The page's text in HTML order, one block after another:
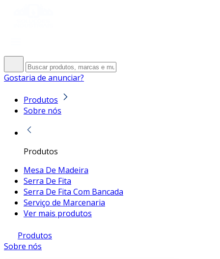
Gostaria de anunciar?
Produtos
Sobre nós
Produtos
Mesa De Madeira
Serra De Fita
Serra De Fita Com Bancada
Serviço de Marcenaria
Ver mais produtos
Produtos
Sobre nós